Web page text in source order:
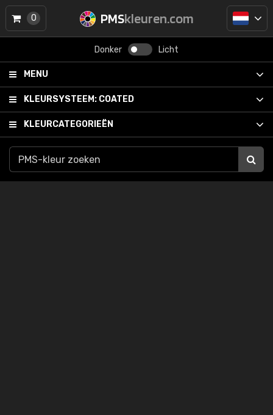
PMSkleuren.com
Donker Licht
MENU
KLEURSYSTEEM: COATED
KLEURCATEGORIEËN
0